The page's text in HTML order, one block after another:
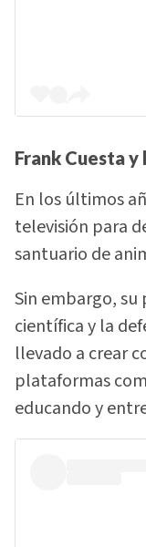
Frank Cuesta
En los últimos
televisión para
santuario de
Sin embargo,
científica y la
llevado a crear
plataformas
educando y